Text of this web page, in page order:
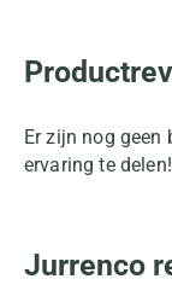
Er zijn nog geen
ervaring te delen!
Jurrenco